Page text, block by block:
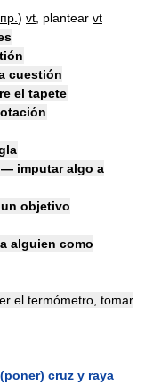
) vt , plantear vt
cuestión
el tapete
— imputar algo a
objetivo
alguien como
el termómetro, tomar
cruz y raya